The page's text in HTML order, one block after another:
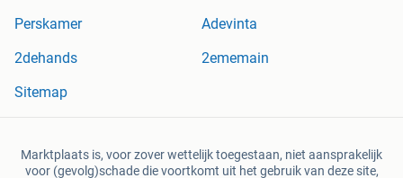
Perskamer
Adevinta
2dehands
2ememain
Sitemap
Marktplaats is, voor zover wettelijk toegestaan, niet aansprakelijk
voor (gevolg)schade die voortkomt uit het gebruik van deze site,